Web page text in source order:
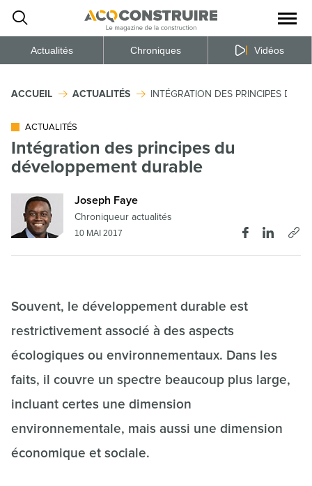
la
du
Actualités Chroniques Vidéos
ACCUEIL ACTUALITÉS INTÉGRATION DES PRINCIPES DU
ACTUALITÉS
Intégration des principes du
développement durable
Joseph Faye
Chroniqueur actualités
10 MAI 2017
Souvent, le développement durable est
restrictivement associé à des aspects
écologiques ou environnementaux. Dans les
faits, il couvre un spectre beaucoup plus large,
incluant certes une dimension
environnementale, mais aussi une dimension
économique et sociale.